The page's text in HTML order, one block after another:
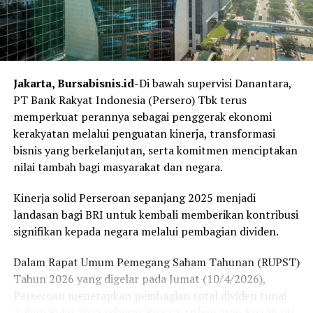
Presiden Prabowo Subianto agar mempercepat realisasi
hilirisasi industri Aspal Buton dengan memasukkannya
ke dalam daftar Proyek Strategis Nasional (PSN) di
Pulau Buton.
Langkah ini krusial untuk mengoptimalkan deposit aspal
alami terbesar di dunia yang ada di Sulawesi Tenggara
sebagai sumber pertumbuhan ekonomi baru daerah
maupun nasional.
Upaya hilirisasi ini semakin terakselerasi dengan alokasi
investasi senilai Rp1,4 triliun dari Danantara untuk
pengembangan industri Aspal Buton.
Dukungan Perpres BUPABO dan Pengawasan Kadin
Kadin juga menyambut baik rencana penerbitan
Peraturan Presiden (Perpres) tentang Percepatan
Jakarta, Bursabisnis.id-Di bawah supervisi Danantara,
PT Bank Rakyat Indonesia (Persero) Tbk terus
memperkuat perannya sebagai penggerak ekonomi
kerakyatan melalui penguatan kinerja, transformasi
bisnis yang berkelanjutan, serta komitmen menciptakan
nilai tambah bagi masyarakat dan negara.
Kinerja solid Perseroan sepanjang 2025 menjadi
landasan bagi BRI untuk kembali memberikan kontribusi
signifikan kepada negara melalui pembagian dividen.
Dalam Rapat Umum Pemegang Saham Tahunan (RUPST)
Tahun 2026 yang digelar pada Jumat (10/4/2026),
Perseroan menetapkan pembagian total dividen tunai